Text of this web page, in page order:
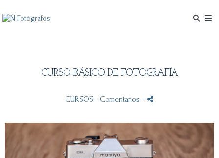
CURSO BÁSICO DE FOTOGRAFÍA
CURSOS - Comentarios -